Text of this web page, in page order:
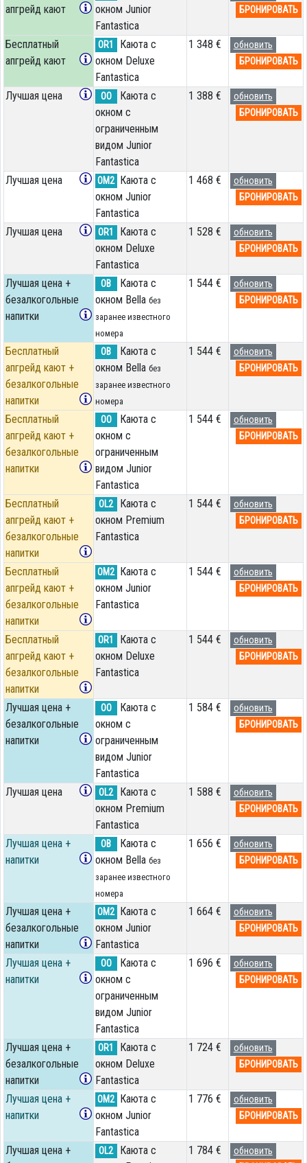
апгрейд кают
окном Junior
Fantastica
БРОНИРОВАТЬ
Бесплатный
апгрейд кают
OR1
Каюта с
окном Deluxe
Fantastica
1 348 €
обновить
БРОНИРОВАТЬ
Лучшая цена OO
Каюта с
окном с
ограниченным
видом Junior
Fantastica
1 388 €
обновить
БРОНИРОВАТЬ
Лучшая цена OM2 Каюта с
окном Junior
Fantastica
1 468 €
обновить
БРОНИРОВАТЬ
Лучшая цена OR1
Каюта с
окном Deluxe
Fantastica
1 528 €
обновить
БРОНИРОВАТЬ
Лучшая цена +
безалкогольные
напитки
OB
Каюта с
окном Bella без
заранее известного
номера
1 544 €
обновить
БРОНИРОВАТЬ
Бесплатный
апгрейд кают +
безалкогольные
напитки
OB
Каюта с
окном Bella без
заранее известного
номера
1 544 €
обновить
БРОНИРОВАТЬ
Бесплатный
апгрейд кают +
безалкогольные
напитки
OO
Каюта с
окном с
ограниченным
видом Junior
Fantastica
1 544 €
обновить
БРОНИРОВАТЬ
Бесплатный
апгрейд кают +
безалкогольные
напитки
OL2
Каюта с
окном Premium
Fantastica
1 544 €
обновить
БРОНИРОВАТЬ
Бесплатный
апгрейд кают +
безалкогольные
напитки
OM2 Каюта с
окном Junior
Fantastica
1 544 €
обновить
БРОНИРОВАТЬ
Бесплатный
апгрейд кают +
безалкогольные
напитки
OR1
Каюта с
окном Deluxe
Fantastica
1 544 €
обновить
БРОНИРОВАТЬ
Лучшая цена +
безалкогольные
напитки
OO
Каюта с
окном с
ограниченным
видом Junior
Fantastica
1 584 €
обновить
БРОНИРОВАТЬ
Лучшая цена OL2
Каюта с
окном Premium
Fantastica
1 588 €
обновить
БРОНИРОВАТЬ
Лучшая цена +
напитки
OB
Каюта с
окном Bella без
заранее известного
номера
1 656 €
обновить
БРОНИРОВАТЬ
Лучшая цена +
безалкогольные
напитки
OM2 Каюта с
окном Junior
Fantastica
1 664 €
обновить
БРОНИРОВАТЬ
Лучшая цена +
напитки
OO
Каюта с
окном с
ограниченным
видом Junior
Fantastica
1 696 €
обновить
БРОНИРОВАТЬ
Лучшая цена +
безалкогольные
напитки
OR1
Каюта с
окном Deluxe
Fantastica
1 724 €
обновить
БРОНИРОВАТЬ
Лучшая цена +
напитки
OM2 Каюта с
окном Junior
Fantastica
1 776 €
обновить
БРОНИРОВАТЬ
Лучшая цена +
OL2
Каюта с
1 784 €
обновить